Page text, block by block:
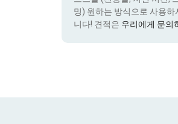
밍) 원하는 방식으로 사용
니다! 견적은 우리에게 문의